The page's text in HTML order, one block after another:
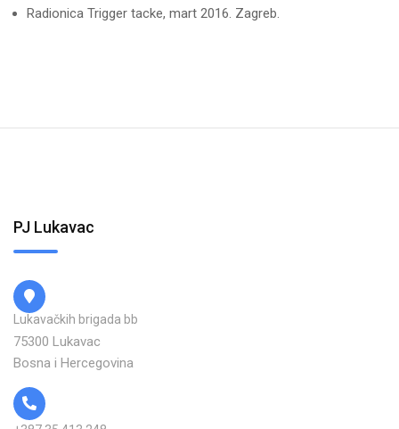
Radionica Trigger tacke, mart 2016. Zagreb.
PJ Lukavac
Lukavačkih brigada bb
75300 Lukavac
Bosna i Hercegovina